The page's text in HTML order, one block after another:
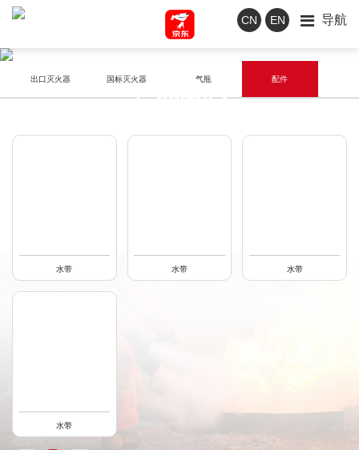
CN EN 导航
产品中心
出口灭火器 国标灭火器 气瓶 配件
水带 水带 水带
水带